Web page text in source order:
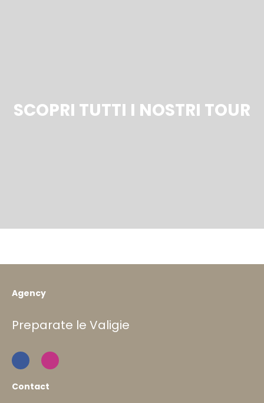
SCOPRI TUTTI I NOSTRI TOUR
Agency
Preparate le Valigie
Contact